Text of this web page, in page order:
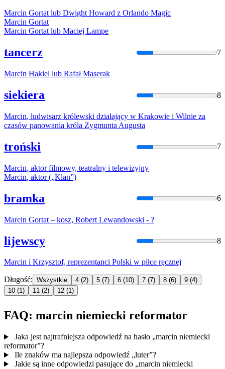
Marcin Gortat lub Dwight Howard z Orlando Magic
Marcin Gortat
Marcin Gortat lub Maciej Lampe
tancerz 7
Marcin Hakiel lub Rafał Maserak
siekiera 8
Marcin, ludwisarz królewski działający w Krakowie i Wilnie za
czasów panowania króla Zygmunta Augusta
troński 7
Marcin, aktor filmowy, teatralny i telewizyjny
Marcin, aktor („Klan”)
bramka 6
Marcin Gortat – kosz, Robert Lewandowski - ?
lijewscy 8
Marcin i Krzysztof, reprezentanci Polski w piłce ręcznej
Długość: Wszystkie 4 (2) 5 (7) 6 (10) 7 (7) 8 (6) 9 (4)
10 (1) 11 (2) 12 (1)
FAQ: marcin niemiecki reformator
Jaka jest najtrafniejsza odpowiedź na hasło „marcin niemiecki
reformator”?
Ile znaków ma najlepsza odpowiedź „luter”?
Jakie są inne odpowiedzi pasujące do „marcin niemiecki